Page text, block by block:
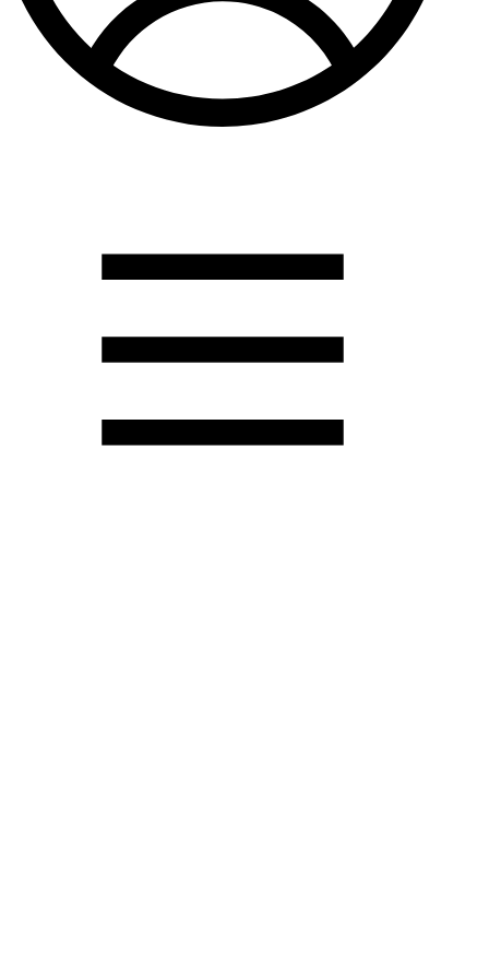
Душевые кабины
Душевые перегородки
Развернуть(2)
Задвижки и комплектующие
Канализация
Канализационная труба и фитинги полипропилен (ПП)
Котлы отопительные